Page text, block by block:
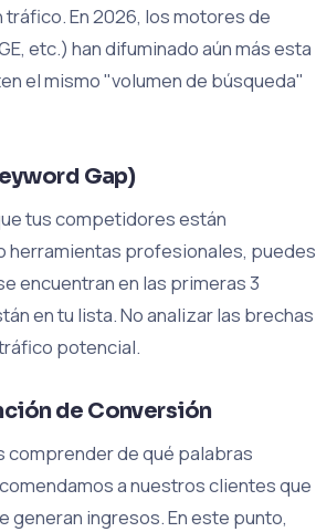
En 2026, los motores de
etc.) han difuminado aún más esta
el mismo "volumen de búsqueda"
Gap)
tus competidores están
herramientas profesionales, puedes
encuentran en las primeras 3
en tu lista. No analizar las brechas
potencial.
de Conversión
comprender de qué palabras
a nuestros clientes que
generan ingresos. En este punto,